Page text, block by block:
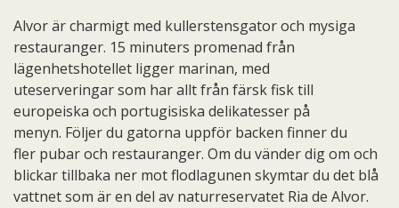
Alvor är charmigt med kullerstensgator och mysiga
restauranger. 15 minuters promenad från
lägenhetshotellet ligger marinan, med
uteserveringar som har allt från färsk fisk till
europeiska och portugisiska delikatesser på
menyn. Följer du gatorna uppför backen finner du
fler pubar och restauranger. Om du vänder dig om och
blickar tillbaka ner mot flodlagunen skymtar du det blå
vattnet som är en del av naturreservatet Ria de Alvor.